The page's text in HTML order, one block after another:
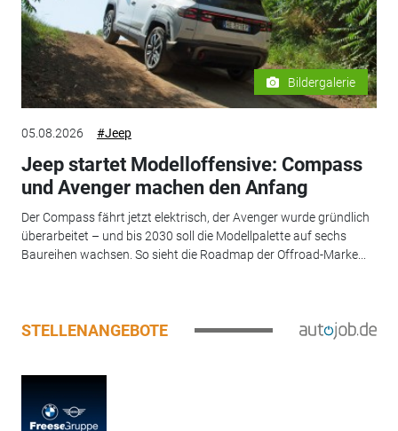
Bildergalerie
05.08.2026 #Jeep
Jeep startet Modelloffensive: Compass
und Avenger machen den Anfang
Der Compass fährt jetzt elektrisch, der Avenger wurde gründlich
überarbeitet – und bis 2030 soll die Modellpalette auf sechs
Baureihen wachsen. So sieht die Roadmap der Offroad-Marke...
STELLENANGEBOTE